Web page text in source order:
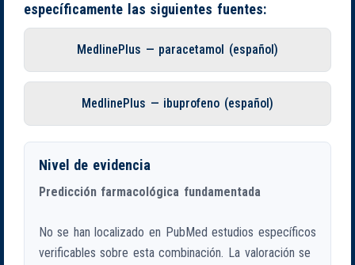
específicamente las siguientes fuentes:
MedlinePlus — paracetamol (español)
MedlinePlus — ibuprofeno (español)
Nivel de evidencia
Predicción farmacológica fundamentada
No se han localizado en PubMed estudios específicos
verificables sobre esta combinación. La valoración se